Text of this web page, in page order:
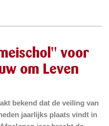
voor
om Leven
bekend dat de veiling van
jaarlijks plaats vindt in